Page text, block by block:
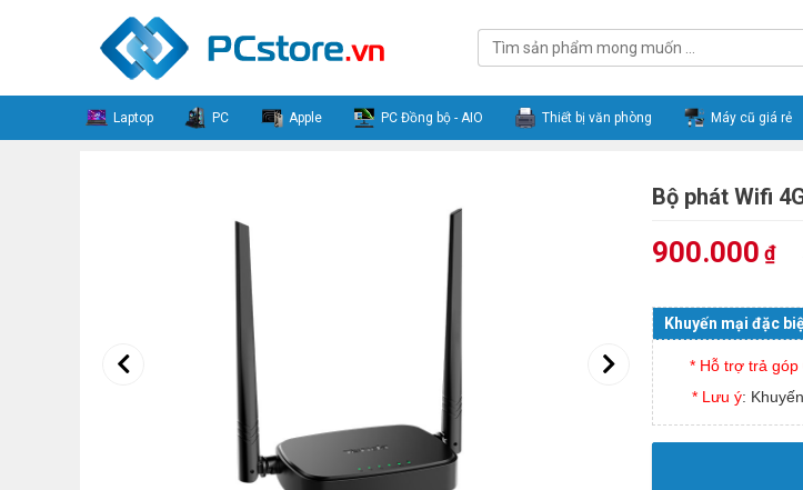
Laptop PC Apple PC Đồng bộ - AIO Thiết bị văn phòng Máy cũ giá rẻ
Bộ phát Wifi
900.000 ₫
Khuyến mại đặc
* Hỗ trợ trả góp
* Lưu ý: